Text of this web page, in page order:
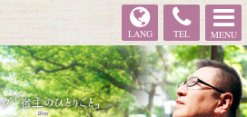
有馬館
LANG TEL MENU